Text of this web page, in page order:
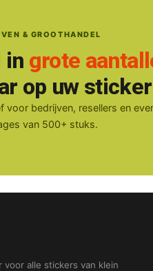
& GROOTHANDEL
in grote
op uw
voor bedrijven, resellers en
van 500+ stuks.
voor alle stickers van klein